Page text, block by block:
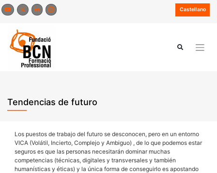
Saltar
al
Castellano
Tendencias de futuro
Los puestos de trabajo del futuro se desconocen, pero en un entorno
VICA (Volátil, Incierto, Complejo y Ambiguo) , de lo que podemos estar
seguros es que las personas necesitarán dominar muchas
competencias (técnicas, digitales y transversales y también
humanísticas y éticas) y la única forma de conseguirlo es apostando